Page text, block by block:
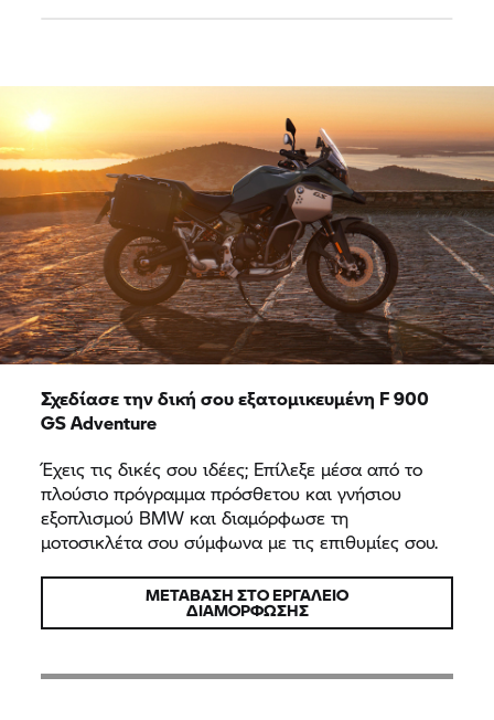
Σχεδίασε την δική σου εξατομικευμένη F 900
GS Adventure
Έχεις τις δικές σου ιδέες; Επίλεξε μέσα από το
πλούσιο πρόγραμμα πρόσθετου και γνήσιου
εξοπλισμού BMW και διαμόρφωσε τη
μοτοσικλέτα σου σύμφωνα με τις επιθυμίες σου.
ΜΕΤΆΒΑΣΗ ΣΤΟ ΕΡΓΑΛΕΊΟ
ΔΙΑΜΌΡΦΩΣΗΣ